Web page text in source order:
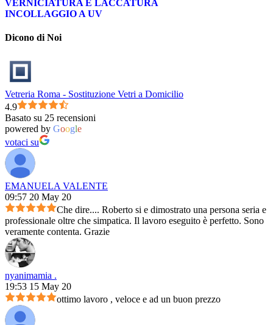
VERNICIATURA E LACCATURA
INCOLLAGGIO A UV
Dicono di Noi
Vetreria Roma - Sostituzione Vetri a Domicilio
4.9
Basato su 25 recensioni
powered by Google
votaci su
EMANUELA VALENTE
09:57 20 May 20
Che dire.... Roberto si e dimostrato una persona seria e
professionale oltre che simpatica. Il lavoro eseguito è perfetto. Sono
veramente contenta. Grazie
nyanimamia .
19:53 15 May 20
ottimo lavoro , veloce e ad un buon prezzo